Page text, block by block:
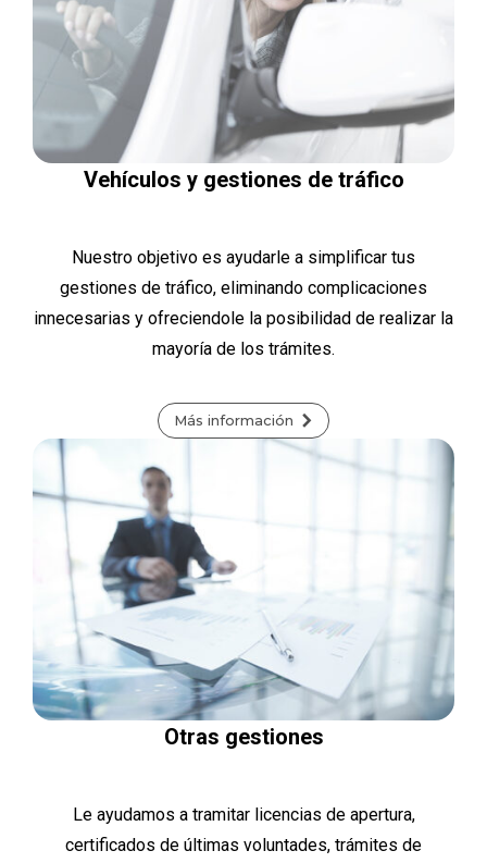
Vehículos y gestiones de tráfico
Nuestro objetivo es ayudarle a simplificar tus
gestiones de tráfico, eliminando complicaciones
innecesarias y ofreciendole la posibilidad de realizar la
mayoría de los trámites.
Más información
Otras gestiones
Le ayudamos a tramitar licencias de apertura,
certificados de últimas voluntades, trámites de